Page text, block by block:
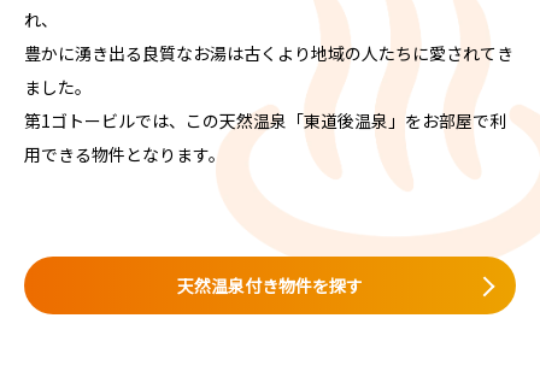
れ、
豊かに湧き出る良質なお湯は古くより地域の人たちに愛されてき
ました。
第1ゴトービルでは、この天然温泉「東道後温泉」をお部屋で利
用できる物件となります。
天然温泉付き物件を探す